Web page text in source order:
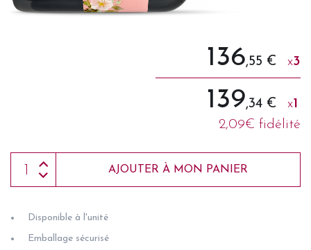
136,55 € x3
139,34 € x1
2,09€ fidélité
AJOUTER À MON PANIER
Disponible à l'unité
Emballage sécurisé